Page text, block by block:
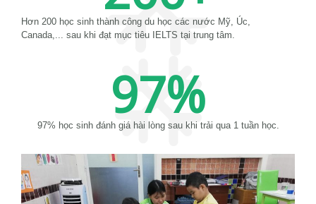
Hơn 200 học sinh thành công du học các nước Mỹ, Úc,
Canada,... sau khi đạt mục tiêu IELTS tại trung tâm.
97% học sinh đánh giá hài lòng sau khi trải qua 1 tuần học.
97%